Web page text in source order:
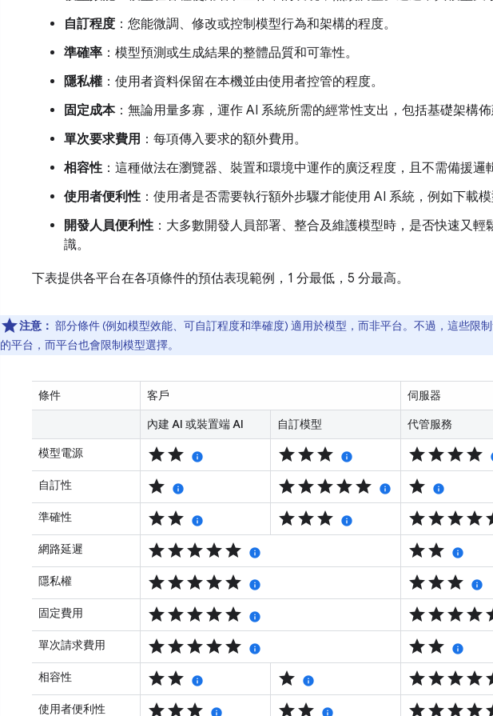
自訂程度 ：您能微調、修改或控制模型行為和架構的程度。
準確率 ：模型預測或生成結果的整體品質和可靠性。
隱私權 ：使用者資料保留在本機並由使用者控管的程度。
固定成本：無論用量多寡，運作 AI 系統所需的經常性支出，包括基礎架構佈
單次要求費用 ：每項傳入要求的額外費用。
相容性 ：這種做法在瀏覽器、裝置和環境中運作的廣泛程度，且不需備援邏
使用者便利性 ：使用者是否需要執行額外步驟才能使用 AI 系統，例如下載模
開發人員便利性 ：大多數開發人員部署、整合及維護模型時，是否快速又
識。
下表提供各平台在各項條件的預估表現範例，1 分最低，5 分最高。
注意： 部分條件 (例如模型效能、可自訂程度和準確度) 適用於模型，而非平台。不過，這些限
的平台，而平台也會限制模型選擇。
條件 客戶
伺服器
內建 AI 或裝置端 AI
自訂模型 代管服務
模型電源
starstar info starstarstar info starstarstarstar
自訂性 star info starstarstarstarstar info star info
準確性 starstar info starstarstar info starstarstarstar
網路延遲 starstarstarstarstar info starstar info
隱私權 starstarstarstarstar info starstarstar info
固定費用 starstarstarstarstar info starstarstarstar
單次請求費用 starstarstarstarstar info starstar info
相容性 starstar info star info starstarstarstar
使用者便利性 starstarstar info starstar info starstarstarstar